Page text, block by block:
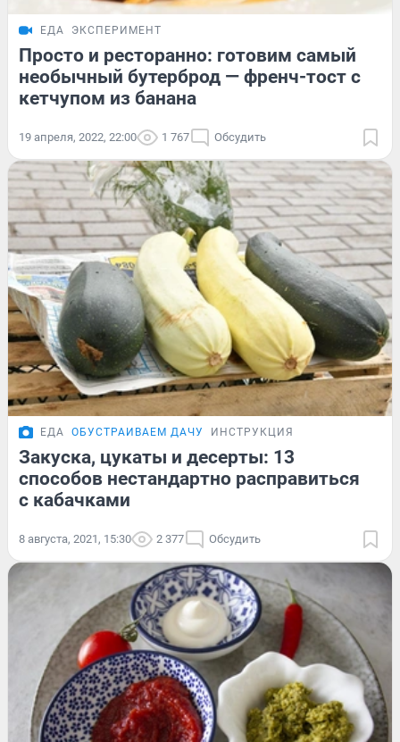
ЕДА ЭКСПЕРИМЕНТ
Просто и ресторанно: готовим самый
необычный бутерброд — френч-тост с
кетчупом из банана
19 апреля, 2022, 22:00 1 767 Обсудить
ЕДА ОБУСТРАИВАЕМ ДАЧУ ИНСТРУКЦИЯ
Закуска, цукаты и десерты: 13
способов нестандартно расправиться
с кабачками
8 августа, 2021, 15:30 2 377 Обсудить